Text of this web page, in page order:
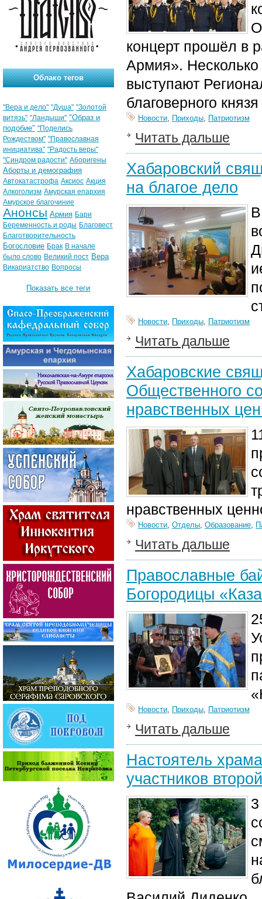
концерт прошёл в
Армия». Несколько
выступают
благоверного
Новости, Приходы, Патриотизм
Читать дальше
Хабаровский
на благое дело
Новости, Приходы, Патриотизм
Читать дальше
Хабаровские
Общественного
нравственных
нравственных
Новости, Отделы, Образование,
Читать дальше
Православные
Богородицы
Новости, Приходы, Патриотизм
Читать дальше
Настоятель
участников
Облако тегов
"Вера и дело" "Душа" "Золотой
витязь" "Ландыши" "Образ и
подобие" "Поделись
Рождеством" "Православная
инициатива" "Радость веры"
"Синдром радости" Аборигены
Аборты и демография
Автокатастрофа Аксиос Акция
Алкоголизм Амурская епархия
Амурское благочиние
Анонсы Армия Бари
Беременность и роды Благовест
Благотворительность
Богословие Брак В начале
было слово Великий пост Вера
Викариатство Вопросы
Показать все теги